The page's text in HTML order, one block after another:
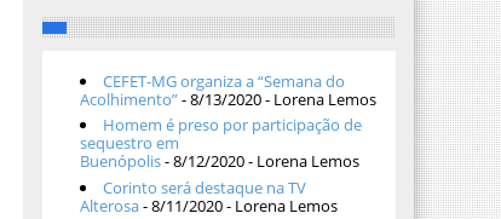
CEFET-MG organiza a “Semana do
Acolhimento”- 8/13/2020- Lorena Lemos
Homem é preso por participação de
sequestro em
Buenópolis- 8/12/2020- Lorena Lemos
Corinto será destaque na TV
Alterosa- 8/11/2020- Lorena Lemos